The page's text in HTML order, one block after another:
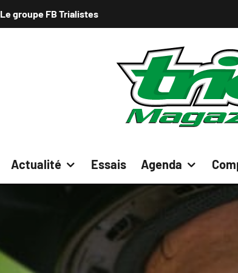
Le groupe FB Trialistes
Actualité Essais Agenda